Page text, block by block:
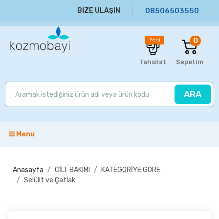
BİZE ULAŞIN 08506503550
ARA
Yeni
Tahsilat Sepetim
0
Menu
Anasayfa CİLT BAKIMI
KATEGORİYE GÖRE
Selülit ve Çatlak